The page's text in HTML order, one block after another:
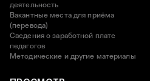
деятельность
Вакантные места для приёма
(перевода)
Сведения о заработной плате
педагогов
Методические и другие материалы